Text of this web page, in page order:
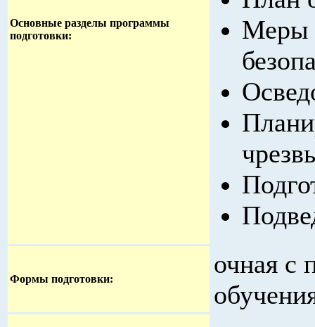
Основные разделы программы
подготовки:
Меры
Формы подготовки:
очная с